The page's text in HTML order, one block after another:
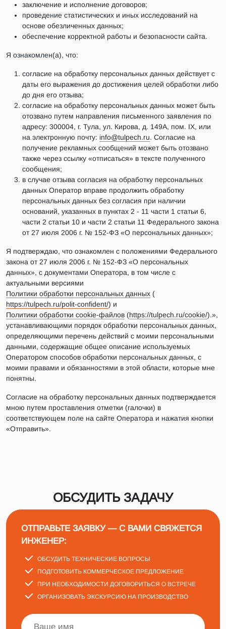
заключение и исполнение договоров;
проведение статистических и иных исследований на
основе обезличенных данных;
обеспечение корректной работы и безопасности сайта.
Я ознакомлен(а), что:
согласие на обработку персональных данных действует с
даты его выражения до достижения целей обработки либо
до дня его отзыва;
согласие на обработку персональных данных может быть
отозвано путем направления письменного заявления по
адресу: 300004, г. Тула, ул. Кирова, д. 149А, пом. IX, или
на электронную почту: info@tulpech.ru. Согласие на
получение рекламных сообщений может быть отозвано
также через ссылку «отписаться» в тексте полученного
сообщения;
в случае отзыва согласия на обработку персональных
данных Оператор вправе продолжить обработку
персональных данных без согласия при наличии
оснований, указанных в пунктах 2 - 11 части 1 статьи 6,
части 2 статьи 10 и части 2 статьи 11 Федерального закона
от 27 июля 2006 г. № 152-ФЗ «О персональных данных»;
Я подтверждаю, что ознакомлен с положениями Федерального
закона от 27 июля 2006 г. № 152-ФЗ «О персональных
данных», с документами Оператора, в том числе с
актуальными версиями
Политики обработки персональных данных (
https://tulpech.ru/polit-confident/) и
Политики обработки cookie-файлов (https://tulpech.ru/cookie/).»,
устанавливающими порядок обработки персональных данных,
определяющими перечень действий с моими персональными
данными, содержащие общее описание используемых
Оператором способов обработки персональных данных, с
моими правами и обязанностями в этой области, которые мне
понятны.
Согласие на обработку персональных данных подтверждается
мною путем проставления отметки (галочки) в
соответствующем поле на сайте Оператора и нажатия кнопки
«Отправить».
ОБСУДИТЬ ЗАДАЧУ
ОТПРАВЬТЕ ЗАЯВКУ — С ВАМИ СВЯЖЕТСЯ
ИНЖЕНЕР:
ОБСУДИТЬ ТЕХНИЧЕСКИЕ ВОПРОСЫ
ПОДГОТОВИТЬ КОММЕРЧЕСКОЕ ПРЕДЛОЖЕНИЕ
ПРИ НЕОБХОДИМОСТИ ДОГОВОРИТЬСЯ О ВСТРЕЧЕ
ОРГАНИЗОВАТЬ ЭКСКУРСИЮ НА ПРОИЗВОДСТВО